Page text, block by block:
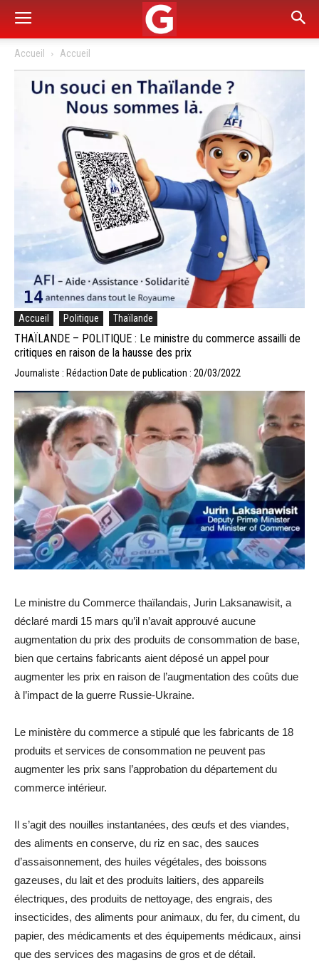
Accueil Accueil
Accueil Politique Thaïlande
THAÏLANDE – POLITIQUE : Le ministre du commerce assailli de
critiques en raison de la hausse des prix
Journaliste : Rédaction Date de publication : 20/03/2022
Le ministre du Commerce thaïlandais, Jurin Laksanawisit, a
déclaré mardi 15 mars qu’il n’avait approuvé aucune
augmentation du prix des produits de consommation de base,
bien que certains fabricants aient déposé un appel pour
augmenter les prix en raison de l’augmentation des coûts due
à l’impact de la guerre Russie-Ukraine.
Le ministère du commerce a stipulé que les fabricants de 18
produits et services de consommation ne peuvent pas
augmenter les prix sans l’approbation du département du
commerce intérieur.
Il s’agit des nouilles instantanées, des œufs et des viandes,
des aliments en conserve, du riz en sac, des sauces
d’assaisonnement, des huiles végétales, des boissons
gazeuses, du lait et des produits laitiers, des appareils
électriques, des produits de nettoyage, des engrais, des
insecticides, des aliments pour animaux, du fer, du ciment, du
papier, des médicaments et des équipements médicaux, ainsi
que des services des magasins de gros et de détail.